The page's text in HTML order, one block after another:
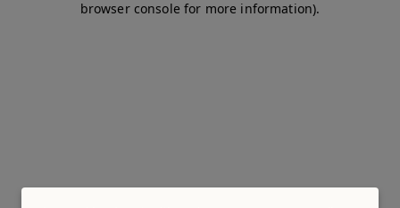
browser console for more information).